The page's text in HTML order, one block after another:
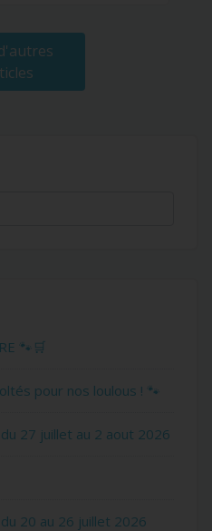
🐾🛒
pour nos loulous ! 🐾
27 juillet au 2 aout 2026
20 au 26 juillet 2026